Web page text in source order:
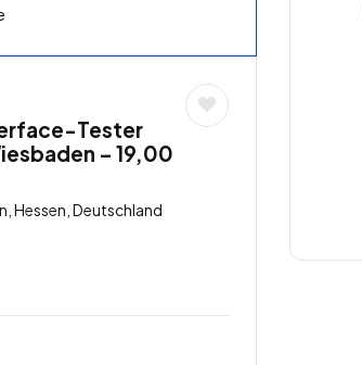
Tester
– 19,00
Hessen, Deutschland